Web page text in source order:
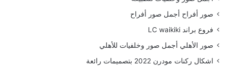
صور أفراح أجمل صور أفراح
فروع براند LC waikiki
صور الأهلي أجمل صور وخلفيات للأهلي
اشكال ركنات مودرن 2022 بتصميمات رائعة